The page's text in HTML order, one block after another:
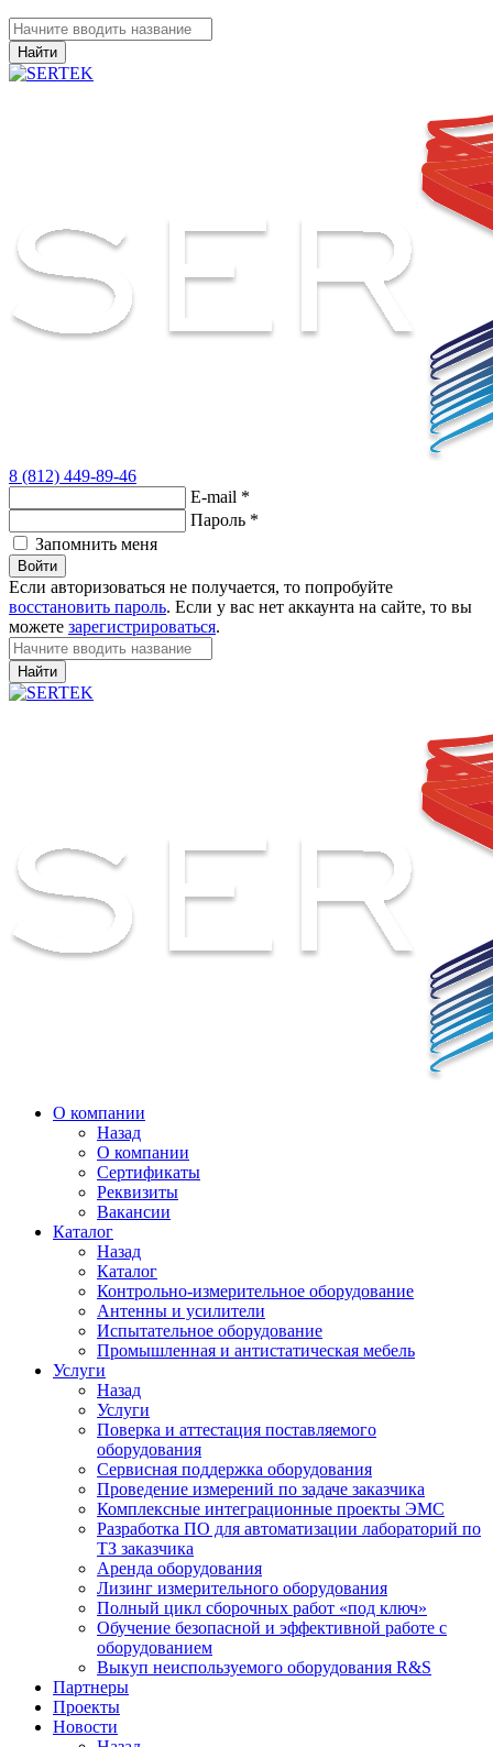
Найти
8 (812) 449-89-46
E-mail *
Пароль *
Запомнить меня
Войти
Если авторизоваться не получается, то попробуйте
восстановить пароль. Если у вас нет аккаунта на сайте, то вы
можете зарегистрироваться.
Найти
О компании
Назад
О компании
Сертификаты
Реквизиты
Вакансии
Каталог
Назад
Каталог
Контрольно-измерительное оборудование
Антенны и усилители
Испытательное оборудование
Промышленная и антистатическая мебель
Услуги
Назад
Услуги
Поверка и аттестация поставляемого
оборудования
Сервисная поддержка оборудования
Проведение измерений по задаче заказчика
Комплексные интеграционные проекты ЭМС
Разработка ПО для автоматизации лабораторий по
ТЗ заказчика
Аренда оборудования
Лизинг измерительного оборудования
Полный цикл сборочных работ «под ключ»
Обучение безопасной и эффективной работе с
оборудованием
Выкуп неиспользуемого оборудования R&S
Партнеры
Проекты
Новости